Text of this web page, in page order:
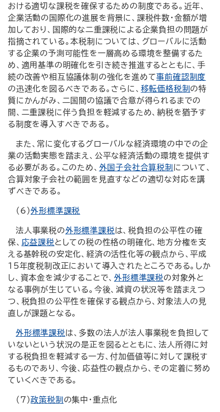
おける適切な課税を確保するための制度である。近年、
企業活動の国際化の進展を背景に、課税件数・金額が増
加しており、国際的な二重課税による企業負担の問題が
指摘されている。本税制については、グローバルに活動
する企業の予測可能性を一層高める環境を整備するた
め、適用基準の明確化を引き続き推進するとともに、手
続の改善や相互協議体制の強化を進めて事前確認制度
の迅速化を図るべきである。さらに、 移転価格税制 の特
質にかんがみ、二国間の協議で合意が得られるまでの
間、二重課税に伴う負担を軽減するため、納税を猶予す
る制度を導入すべきである。
また、常に変化するグローバルな経済環境の中での企
業の活動実態を踏まえ、公平な経済活動の環境を提供す
る必要がある。このため、 外国子会社合算税制 について、
合算対象子会社の範囲を見直すなどの適切な対応を講
ずべきである。
（6）外形標準課税
法人事業税の外形標準課税は、税負担の公平性の確
保、 応益課税としての税の性格の明確化、地方分権を支
える基幹税の安定化、経済の活性化等の観点から、平成
15年度税制改正において導入されたところである。しか
し、資本金を減少することで、外形標準課税の対象外と
なる事例が生じている。今後、減資の状況等を踏まえつ
つ、税負担の公平性を確保する観点から、対象法人の見
直しが課題となる。
外形標準課税は、多数の法人が法人事業税を負担して
いないという状況の是正を図るとともに、法人所得に対
する税負担を軽減する一方、付加価値等に対して課税す
るものであり、今後、応益性の観点から、その定着に努め
ていくべきである。
（7）政策税制 の集中・重点化